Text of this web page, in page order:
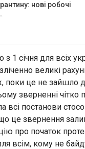
нові робочі
1 січня для всіх
великі
поки це не зайшло
зверненні
всі постанови
це звернення
про початок
всім, кому не